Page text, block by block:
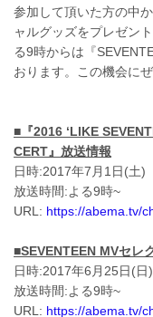
参加して頂いた方の中
ャルグッズをプレゼン
る9時からは『
おります。この機会に
■『2016 ‘LIKE
CERT』放送情報
日時:2017年7月1日(土)
放送時間:よる9時~
URL: https://abema.tv/
■SEVENTEEN MVセレ
日時:2017年6月25日(日)
放送時間:よる9時~
URL: https://abema.tv/